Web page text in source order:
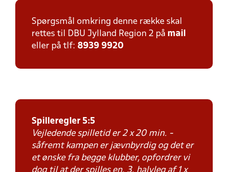
Spørgsmål omkring denne række skal
rettes til DBU Jylland Region 2 på mail
eller på tlf: 8939 9920
Spilleregler 5:5
Vejledende spilletid er 2 x 20 min. -
såfremt kampen er jævnbyrdig og det er
et ønske fra begge klubber, opfordrer vi
dog til at der spilles en. 3. halvleg af 1 x